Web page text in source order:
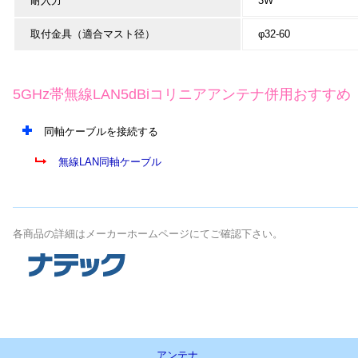
取付金具（適合マスト径） φ32-60
5GHz帯無線LAN5dBiコリニアアンテナ併用おすすめ
同軸ケーブルを接続する
無線LAN同軸ケーブル
各商品の詳細はメーカーホームページにてご確認下さい。
アンテナ